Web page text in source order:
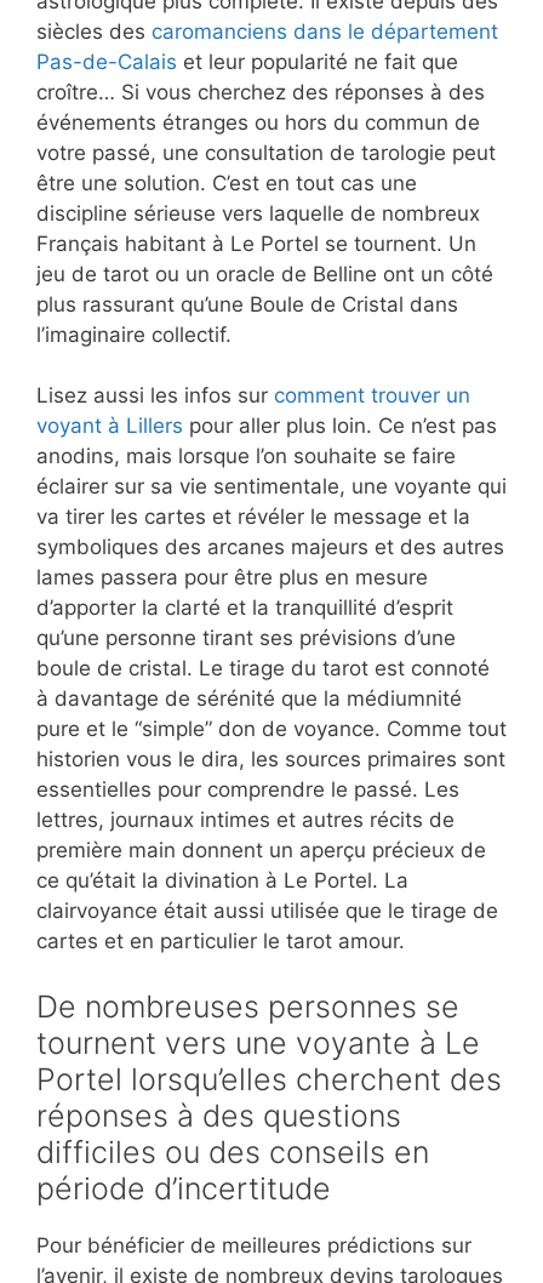
siècles des caromanciens dans le département
Pas-de-Calais et leur popularité ne fait que
croître… Si vous cherchez des réponses à des
événements étranges ou hors du commun de
votre passé, une consultation de tarologie peut
être une solution. C’est en tout cas une
discipline sérieuse vers laquelle de nombreux
Français habitant à Le Portel se tournent. Un
jeu de tarot ou un oracle de Belline ont un côté
plus rassurant qu’une Boule de Cristal dans
l’imaginaire collectif.
Lisez aussi les infos sur comment trouver un
voyant à Lillers pour aller plus loin. Ce n’est pas
anodins, mais lorsque l’on souhaite se faire
éclairer sur sa vie sentimentale, une voyante qui
va tirer les cartes et révéler le message et la
symboliques des arcanes majeurs et des autres
lames passera pour être plus en mesure
d’apporter la clarté et la tranquillité d’esprit
qu’une personne tirant ses prévisions d’une
boule de cristal. Le tirage du tarot est connoté
à davantage de sérénité que la médiumnité
pure et le “simple” don de voyance. Comme tout
historien vous le dira, les sources primaires sont
essentielles pour comprendre le passé. Les
lettres, journaux intimes et autres récits de
première main donnent un aperçu précieux de
ce qu’était la divination à Le Portel. La
clairvoyance était aussi utilisée que le tirage de
cartes et en particulier le tarot amour.
De nombreuses personnes se
tournent vers une voyante à Le
Portel lorsqu’elles cherchent des
réponses à des questions
difficiles ou des conseils en
période d’incertitude
Pour bénéficier de meilleures prédictions sur
l’avenir, il existe de nombreux devins tarologues